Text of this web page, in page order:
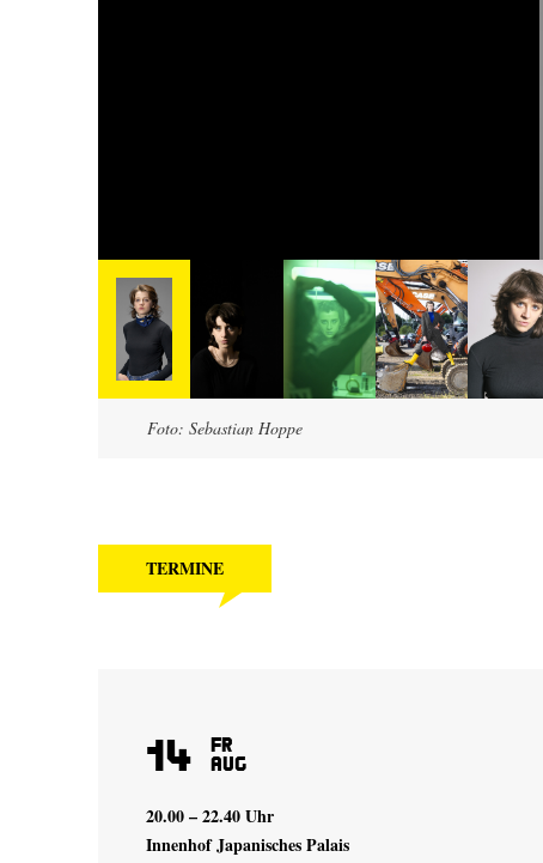
Foto: Sebastian Hoppe
TERMINE
14 Fr
Aug
20.00 – 22.40 Uhr
Innenhof Japanisches Palais